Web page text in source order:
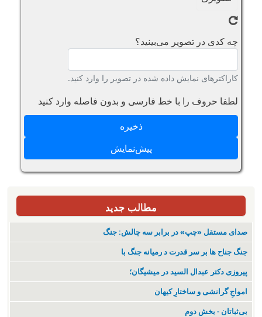
چه کدی در تصویر می‌بینید؟
کاراکترهای نمایش داده شده در تصویر را وارد کنید.
لطفا حروف را با خط فارسی و بدون فاصله وارد کنید
مطالب جدید
صدای مستقل «چپ» در برابر سه چالش: جنگ
جنگ جناح ها بر سر قدرت د رمیانە جنگ با
پیروزی دکتر عبدال السید در میشیگان؛
‌امواجِ گرانشی و ساختارِ کیهان
بی‌ثباتان - بخش دوم